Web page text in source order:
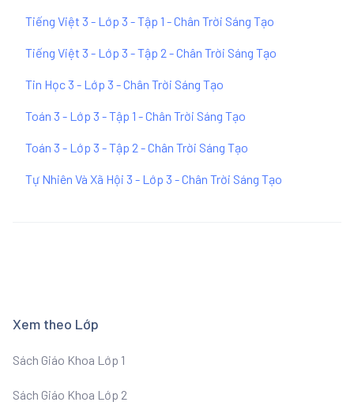
Tiếng Việt 3 - Lớp 3 - Tập 1 - Chân Trời Sáng Tạo
Tiếng Việt 3 - Lớp 3 - Tập 2 - Chân Trời Sáng Tạo
Tin Học 3 - Lớp 3 - Chân Trời Sáng Tạo
Toán 3 - Lớp 3 - Tập 1 - Chân Trời Sáng Tạo
Toán 3 - Lớp 3 - Tập 2 - Chân Trời Sáng Tạo
Tự Nhiên Và Xã Hội 3 - Lớp 3 - Chân Trời Sáng Tạo
Xem theo Lớp
Sách Giáo Khoa Lớp 1
Sách Giáo Khoa Lớp 2